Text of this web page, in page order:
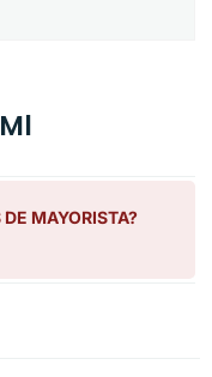
DE MAYORISTA?